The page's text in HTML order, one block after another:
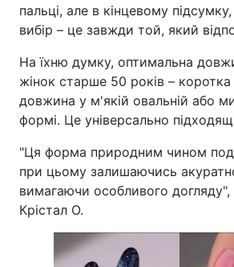
пальці, але в кінцевому
вибір – це завжди той, який
На їхню думку, оптимальна
жінок старше 50 років –
довжина у м'якій овальній або
формі. Це універсально
"Ця форма природним чином
при цьому залишаючись
вимагаючи особливого догляду",
Крістал О.